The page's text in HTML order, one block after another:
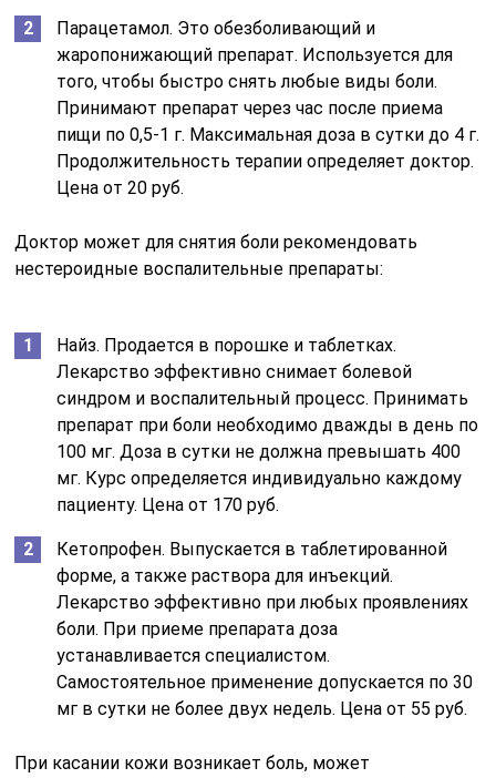
Парацетамол. Это обезболивающий и
жаропонижающий препарат. Используется для
того, чтобы быстро снять любые виды боли.
Принимают препарат через час после приема
пищи по 0,5-1 г. Максимальная доза в сутки до 4 г.
Продолжительность терапии определяет доктор.
Цена от 20 руб.
Доктор может для снятия боли рекомендовать
нестероидные воспалительные препараты:
Найз. Продается в порошке и таблетках.
Лекарство эффективно снимает болевой
синдром и воспалительный процесс. Принимать
препарат при боли необходимо дважды в день по
100 мг. Доза в сутки не должна превышать 400
мг. Курс определяется индивидуально каждому
пациенту. Цена от 170 руб.
Кетопрофен. Выпускается в таблетированной
форме, а также раствора для инъекций.
Лекарство эффективно при любых проявлениях
боли. При приеме препарата доза
устанавливается специалистом.
Самостоятельное применение допускается по 30
мг в сутки не более двух недель. Цена от 55 руб.
При касании кожи возникает боль, может